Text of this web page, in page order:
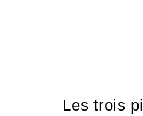
Les trois